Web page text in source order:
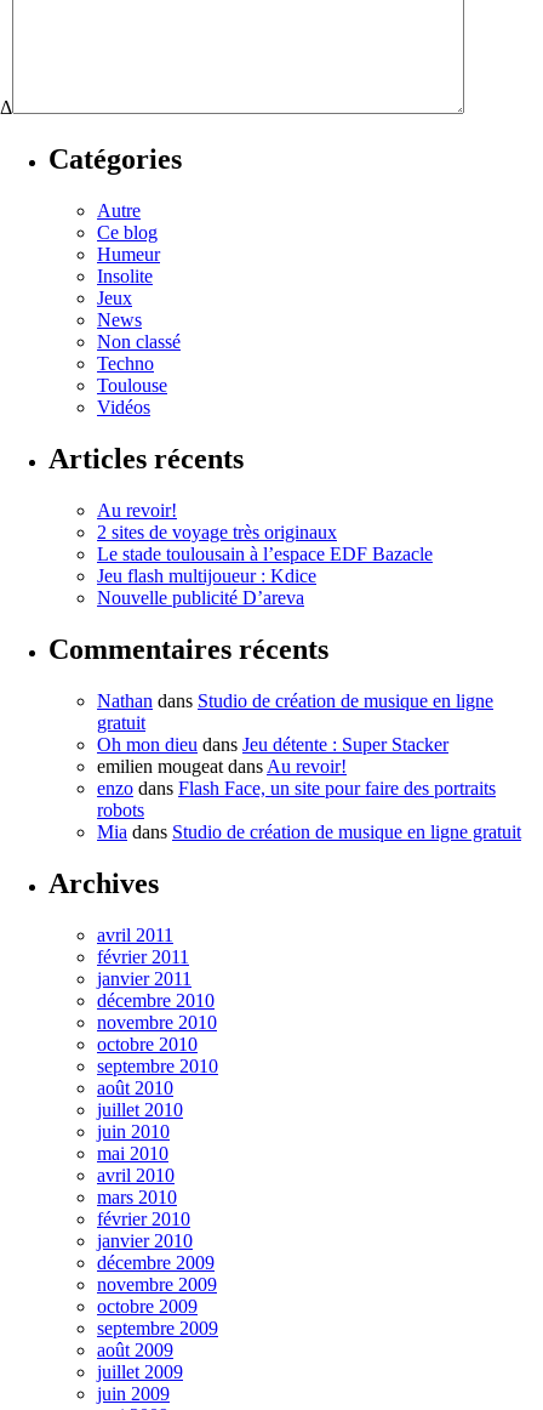
Δ
Catégories
Autre
Ce blog
Humeur
Insolite
Jeux
News
Non classé
Techno
Toulouse
Vidéos
Articles récents
Au revoir!
2 sites de voyage très originaux
Le stade toulousain à l’espace EDF Bazacle
Jeu flash multijoueur : Kdice
Nouvelle publicité D’areva
Commentaires récents
Nathan dans Studio de création de musique en ligne
gratuit
Oh mon dieu dans Jeu détente : Super Stacker
emilien mougeat dans Au revoir!
enzo dans Flash Face, un site pour faire des portraits
robots
Mia dans Studio de création de musique en ligne gratuit
Archives
avril 2011
février 2011
janvier 2011
décembre 2010
novembre 2010
octobre 2010
septembre 2010
août 2010
juillet 2010
juin 2010
mai 2010
avril 2010
mars 2010
février 2010
janvier 2010
décembre 2009
novembre 2009
octobre 2009
septembre 2009
août 2009
juillet 2009
juin 2009